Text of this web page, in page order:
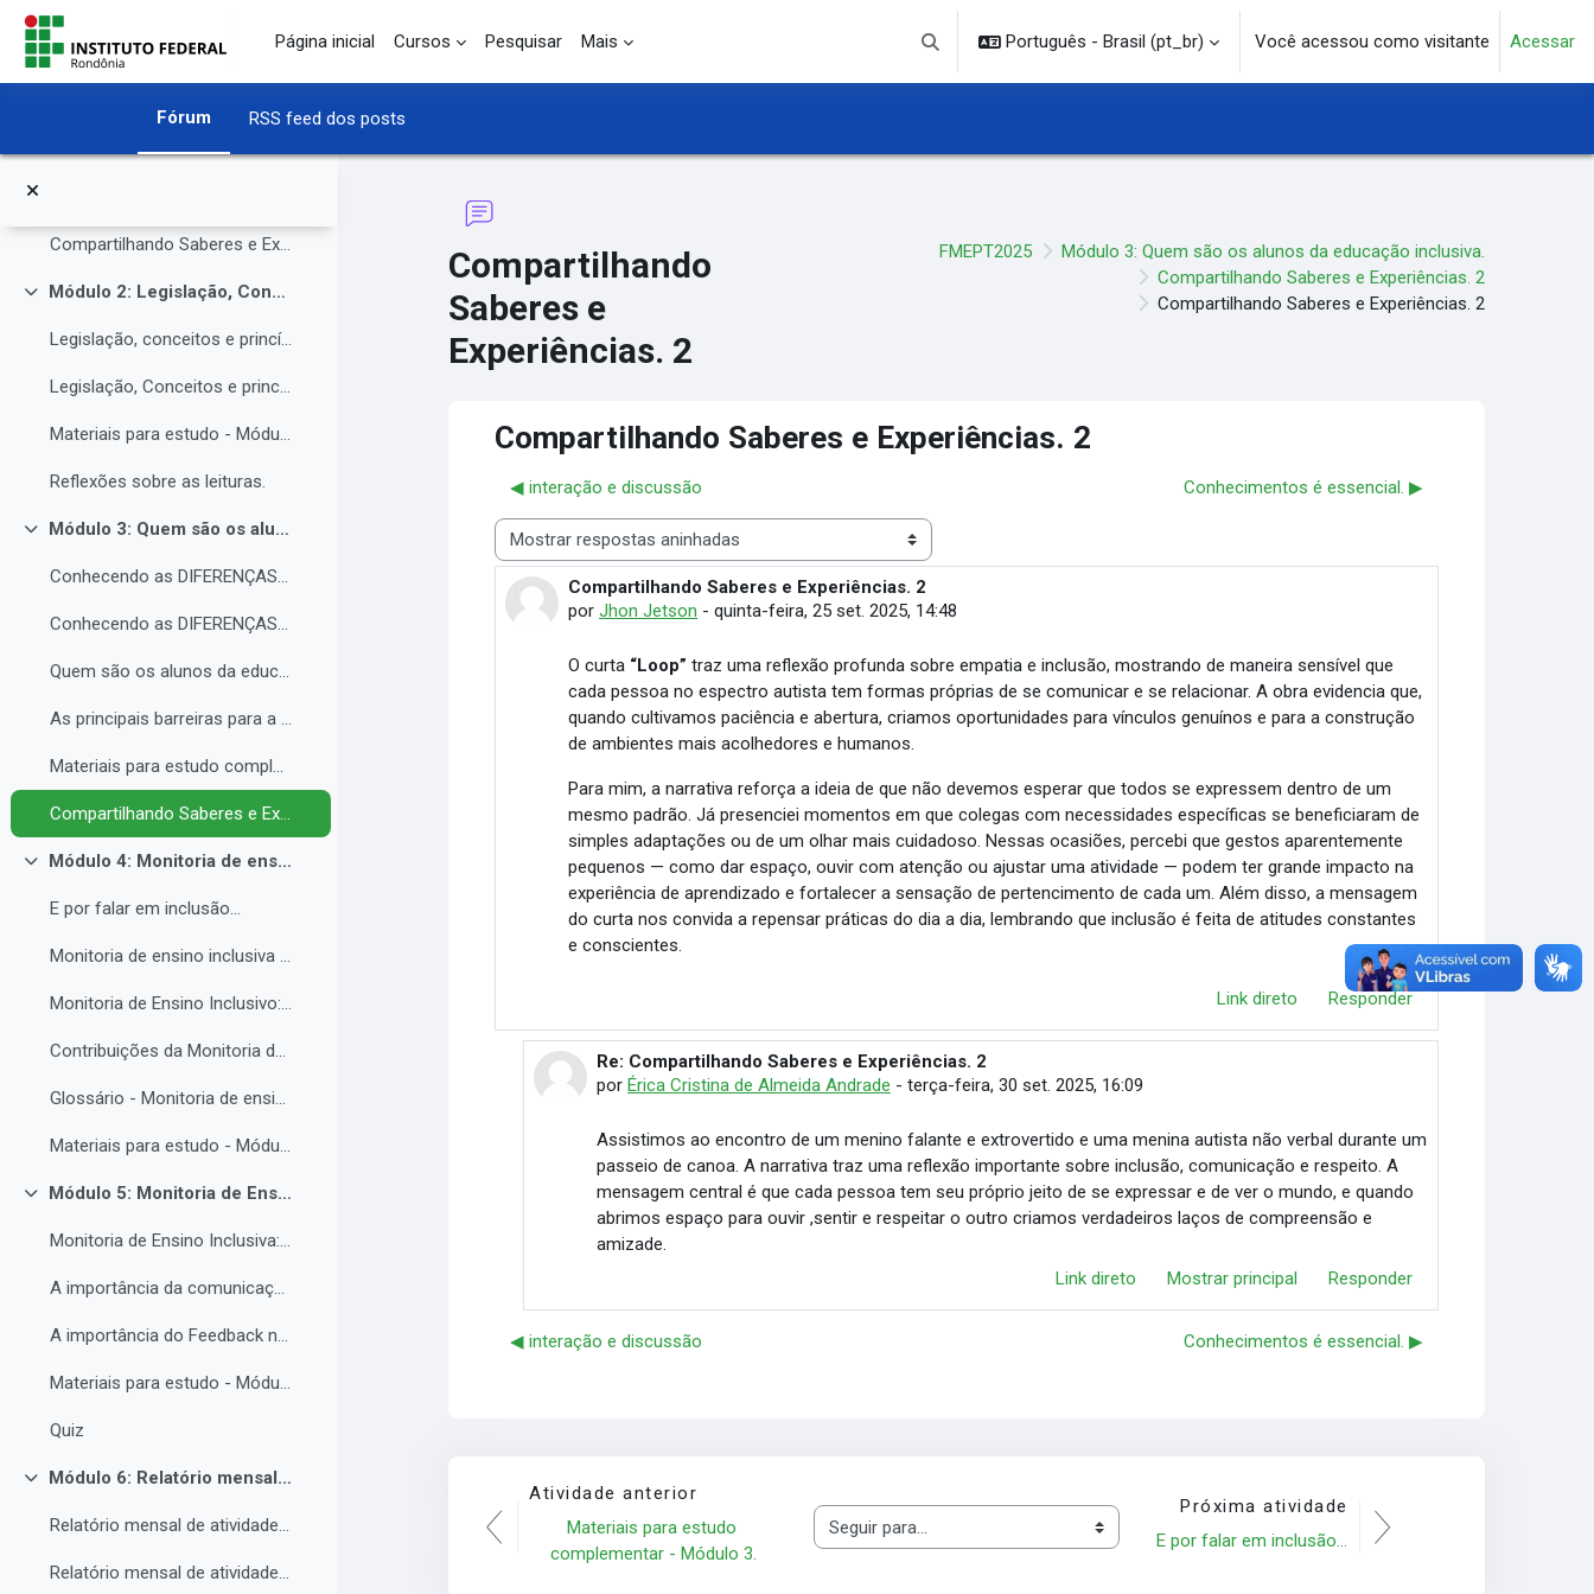
Ir para o conteúdo principal
Página inicial
Cursos Pesquisar Mais
Alternar entrada de pesquisa
Português - Brasil ‎(pt_br)‎ Você acessou como visitante Acessar
Fórum RSS feed dos posts
Contrair
Núcleo de Atendimento às Pessoas com Necessidades Educacionais Específicas (NAPNE)
Compartilhando Saberes e Experiências.
Contrair
Módulo 2: Legislação, Conceitos e princípios da educação inclusiva.
Legislação, conceitos e princípios da educação inclusiva.
Legislação, Conceitos e princípios da educação inclusiva (parte 2)
Materiais para estudo - Módulo 2.
Reflexões sobre as leituras.
Contrair
Módulo 3: Quem são os alunos da educação inclusiva.
Conhecendo as DIFERENÇAS para promover a IGUALDADE com EQUIDADE.
Conhecendo as DIFERENÇAS para promover a IGUALDADE com EQUIDADE.
Quem são os alunos da educação inclusiva.
As principais barreiras para a inclusão.
Materiais para estudo complementar - Módulo 3.
Compartilhando Saberes e Experiências. 2
Contrair
Módulo 4: Monitoria de ensino inclusiva no processo formativo de estudantes com Necessidades Educacionais Específicas - NEE no contexto da Educação Profissional e Tecnológica.
E por falar em inclusão...
Monitoria de ensino inclusiva junto a estudante com Necessidades Educacionais Específicas - NEE no contexto da Educação Profissional e Tecnológica.
Monitoria de Ensino Inclusivo: Conceitos e Objetivos.
Contribuições da Monitoria de ensino inclusiva para o estudante com Necessidades Educacionais Específicas.
Glossário - Monitoria de ensino e educação inclusiva.
Materiais para estudo - Módulo 4.
Contrair
Módulo 5: Monitoria de Ensino Inclusiva, comunicação e feedback.
Monitoria de Ensino Inclusiva: comunicação e feedback.
A importância da comunicação entre o(a) monitor(a) e o estudantes PNE.
A importância do Feedback na monitoria de ensino inclusiva.
Materiais para estudo - Módulo 5.
Quiz
Contrair
Módulo 6: Relatório mensal de atividades da Monitoria de ensino inclusiva.
Relatório mensal de atividades da Monitoria de ensino inclusiva.
Relatório mensal de atividades da Monitoria de ensino inclusiva.
Compartilhando
Saberes e
Experiências. 2
FMEPT2025
Módulo 3: Quem são os alunos da educação inclusiva.
Compartilhando Saberes e Experiências. 2
Compartilhando Saberes e Experiências. 2
Compartilhando Saberes e Experiências. 2
◀︎ interação e discussão Conhecimentos é essencial. ▶︎
Modo de visualização
Compartilhando Saberes e Experiências. 2
porJhon Jetson -quinta-feira, 25 set. 2025, 14:48
Número de respostas: 1
O curta “Loop” traz uma reflexão profunda sobre empatia e inclusão, mostrando de maneira sensível que
cada pessoa no espectro autista tem formas próprias de se comunicar e se relacionar. A obra evidencia que,
quando cultivamos paciência e abertura, criamos oportunidades para vínculos genuínos e para a construção
de ambientes mais acolhedores e humanos.
Para mim, a narrativa reforça a ideia de que não devemos esperar que todos se expressem dentro de um
mesmo padrão. Já presenciei momentos em que colegas com necessidades específicas se beneficiaram de
simples adaptações ou de um olhar mais cuidadoso. Nessas ocasiões, percebi que gestos aparentemente
pequenos — como dar espaço, ouvir com atenção ou ajustar uma atividade — podem ter grande impacto na
experiência de aprendizado e fortalecer a sensação de pertencimento de cada um. Além disso, a mensagem
do curta nos convida a repensar práticas do dia a dia, lembrando que inclusão é feita de atitudes constantes
e conscientes.
Link direto Responder
Em resposta à Jhon Jetson
Re: Compartilhando Saberes e Experiências. 2
por Érica Cristina de Almeida Andrade - terça-feira, 30 set. 2025, 16:09
Assistimos ao encontro de um menino falante e extrovertido e uma menina autista não verbal durante um
passeio de canoa. A narrativa traz uma reflexão importante sobre inclusão, comunicação e respeito. A
mensagem central é que cada pessoa tem seu próprio jeito de se expressar e de ver o mundo, e quando
abrimos espaço para ouvir ,sentir e respeitar o outro criamos verdadeiros laços de compreensão e
amizade.
Link direto
Mostrar principal Responder
◀︎ interação e discussão Conhecimentos é essencial. ▶︎
Atividade anterior
Materiais para estudo
complementar - Módulo 3.
Seguir para...
Próxima atividade
E por falar em inclusão...